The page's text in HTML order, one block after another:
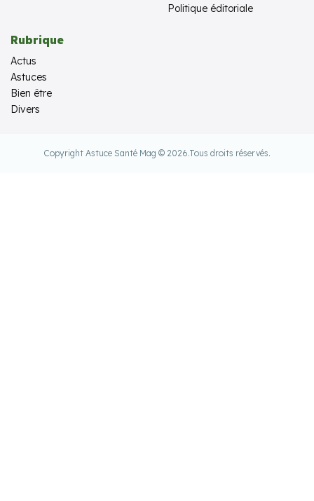
Politique éditoriale
Rubrique
Actus
Astuces
Bien être
Divers
Copyright Astuce Santé Mag © 2026.Tous droits réservés.